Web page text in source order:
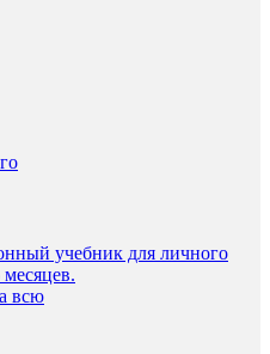
учебник для личного
всю